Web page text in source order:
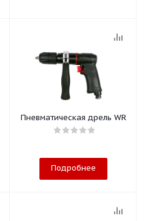
Пневматическая дрель WR
Подробнее